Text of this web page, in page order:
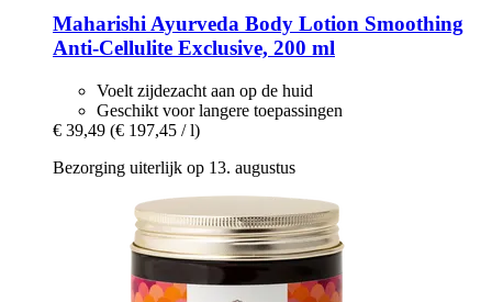
Maharishi Ayurveda Body Lotion Smoothing
Anti-​Cellulite Exclusive, 200 ml
Voelt zijdezacht aan op de huid
Geschikt voor langere toepassingen
€ 39,49 (€ 197,45 / l)
Bezorging uiterlijk op 13. augustus